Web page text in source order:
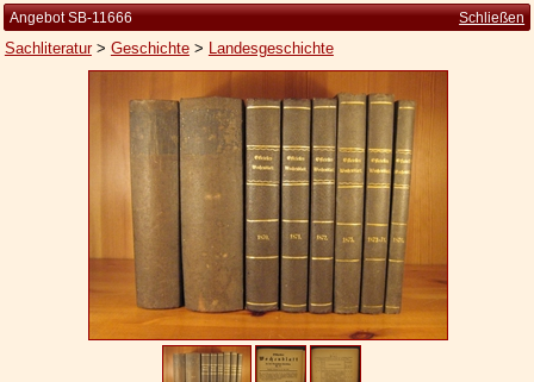
Kleine Kulturgeschichte
Die Brockhaus Auflagen
Die Meyer Auflagen
Zu den Angeboten
Angebot SB-11666 Schließen
Sachliteratur> Geschichte> Landesgeschichte